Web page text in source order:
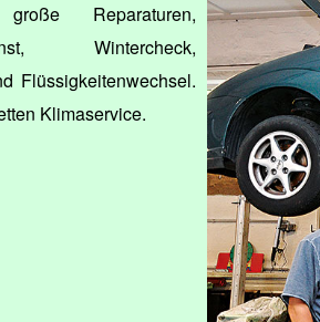
Reparaturen,
Wintercheck,
Flüssigkeitenwechsel.
Klimaservice.